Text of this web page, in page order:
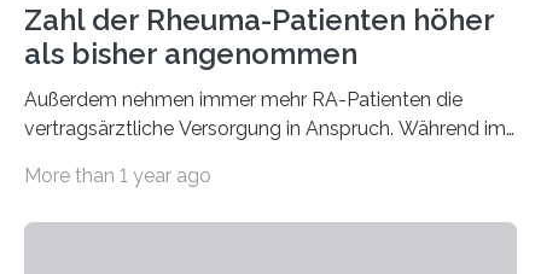
Zahl der Rheuma-Patienten höher
als bisher angenommen
Außerdem nehmen immer mehr RA-Patienten die
vertragsärztliche Versorgung in Anspruch. Während im
More than 1 year ago